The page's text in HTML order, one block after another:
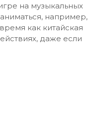
на музыкальных
например,
как китайская
даже если